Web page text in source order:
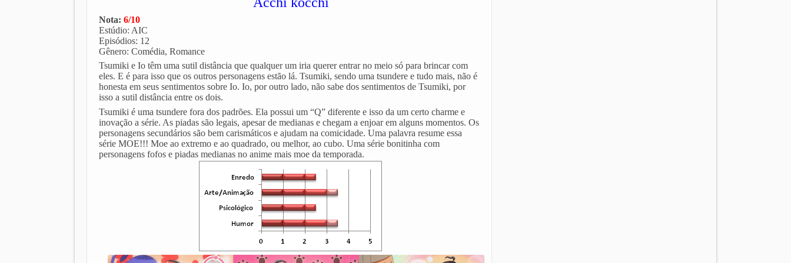
Nota: 6/10
Estúdio: AIC
Episódios: 12
Gênero: Comédia, Romance
Tsumiki e Io têm uma sutil distância que qualquer um iria querer entrar no meio só para brincar com
eles. E é para isso que os outros personagens estão lá. Tsumiki, sendo uma tsundere e tudo mais, não é
honesta em seus sentimentos sobre Io. Io, por outro lado, não sabe dos sentimentos de Tsumiki, por
isso a sutil distância entre os dois.
Tsumiki é uma tsundere fora dos padrões. Ela possui um “Q” diferente e isso da um certo charme e
inovação a série. As piadas são legais, apesar de medianas e chegam a enjoar em alguns momentos. Os
personagens secundários são bem carismáticos e ajudam na comicidade. Uma palavra resume essa
série MOE!!! Moe ao extremo e ao quadrado, ou melhor, ao cubo. Uma série bonitinha com
personagens fofos e piadas medianas no anime mais moe da temporada.